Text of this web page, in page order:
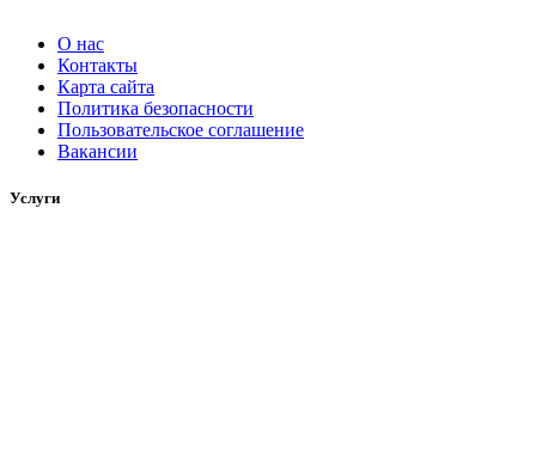
О нас
Контакты
Карта сайта
Политика безопасности
Пользовательское соглашение
Вакансии
Услуги